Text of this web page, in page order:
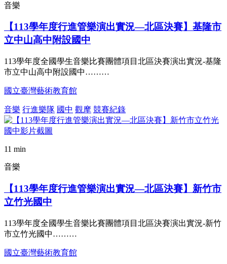
音樂
【113學年度行進管樂演出實況—北區決賽】基隆市
立中山高中附設國中
113學年度全國學生音樂比賽團體項目北區決賽演出實況-基隆
市立中山高中附設國中………
國立臺灣藝術教育館
音樂 行進樂隊 國中 觀摩 競賽紀錄
11 min
音樂
【113學年度行進管樂演出實況—北區決賽】新竹市
立竹光國中
113學年度全國學生音樂比賽團體項目北區決賽演出實況-新竹
市立竹光國中………
國立臺灣藝術教育館